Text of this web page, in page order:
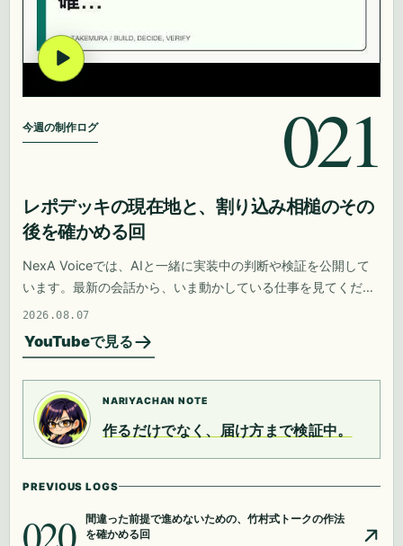
今週の制作ログ 021
レポデッキの現在地と、割り込み相槌のその
後を確かめる回
NexA Voiceでは、AIと一緒に実装中の判断や検証を公開して
います。最新の会話から、いま動かしている仕事を見てくださ
い。
2026.08.07
YouTubeで見る
NARIYACHAN NOTE
作るだけでなく、届け方まで検証中。
PREVIOUS LOGS
020
間違った前提で進めないための、竹村式トークの作法
を確かめる回